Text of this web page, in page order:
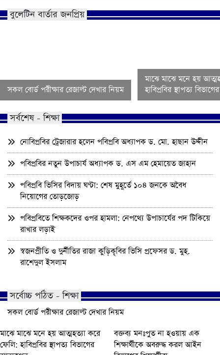
বুলেটিন বার্তার জনপ্রিয়
সকল বোর্ড পরীক্ষার রেজাল্ট দেখার নিয়ম
মাঝে মাঝে মনে হয়
হাবিপ্রবির স্থাপত্য
সর্বশেষ - শিক্ষা
নোবিপ্রবির ট্রেজারার হলেন পবিপ্রবি অধ্যাপক ড. মো. হাছান উদ্দীন
পবিপ্রবির নতুন উপাচার্য অধ্যাপক ড. এস এম হেমায়েত জাহান
পবিপ্রবি ভিসির বিদায় ঘণ্টা: শেষ মুহূর্তে ১০৪ জনকে অবৈধ
নিয়োগের তোড়জোড়
পবিপ্রবিতে শিক্ষকদের ওপর হামলা: নেপথ্যে উপাচার্যের পদ টিকিয়ে
রাখার লড়াই
স্বজনপ্রীতি ও দুর্নীতির রাজা কুড়িকৃবির ভিসি প্রফেসর ড. মুহ.
রাশেদুল ইসলাম
সর্বোচ্চ পঠিত - শিক্ষা
সকল বোর্ড পরীক্ষার রেজাল্ট দেখার নিয়ম
মাঝে মাঝে মনে হয় আত্মহত্যা করে
ফেলি: হাবিপ্রবির স্থাপত্য বিভাগের
বক্তব্য মনঃপুত না হওয়ায় এক
শিক্ষার্থীকে অবরুদ্ধ করল আইন